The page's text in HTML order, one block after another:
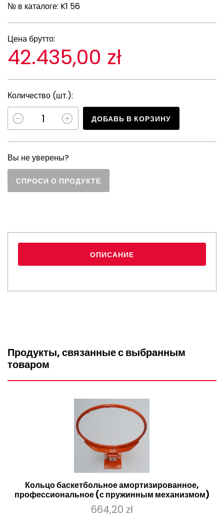
№ в каталоге: K1 56
Цена брутто:
42.435,00 zł
Количество (шт.):
ДОБАВЬ В КОРЗИНУ
Вы не уверены?
СПРОСИ О ПРОДУКТЕ
ОПИСАНИЕ
Продукты, связанные с выбранным
товаром
Кольцо баскетбольное амортизированное,
профессиональное (с пружинным механизмом)
664,20 zł